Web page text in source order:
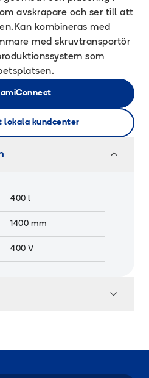
avskrapare och ser till att
kombineras med
med skruvtransportör
som
lokala kundcenter
400 l
1400 mm
400 V